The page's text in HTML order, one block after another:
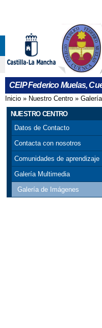
CEIP Federico Muelas,
Se encuentra
Inicio » Nuestro Centro »
NUESTRO CENTRO
Datos de Contacto
Contacta con nosotros
Comunidades de aprendizaje
Galería Multimedia
Galería de Imágenes